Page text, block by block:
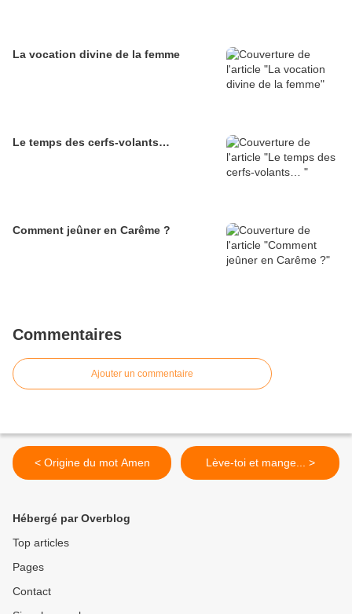
La vocation divine de la femme
Le temps des cerfs-volants…
Comment jeûner en Carême ?
Commentaires
Ajouter un commentaire
< Origine du mot Amen Lève-toi et mange... >
Hébergé par Overblog
Top articles
Pages
Contact